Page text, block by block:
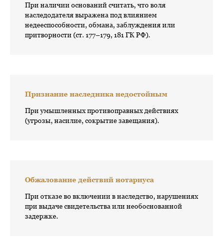
При наличии оснований считать, что воля
наследодателя выражена под влиянием
недееспособности, обмана, заблуждения или
притворности (ст. 177–179, 181 ГК РФ).
Признание наследника недостойным
При умышленных противоправных действиях
(угрозы, насилие, сокрытие завещания).
Обжалование действий нотариуса
При отказе во включении в наследство, нарушениях
при выдаче свидетельства или необоснованной
задержке.